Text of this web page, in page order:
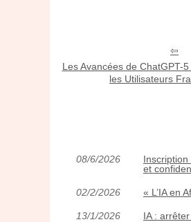
Les Avancées de ChatGPT-
les Utilisateurs
08/6/2026
et
02/2/2026 « L’IA en
13/1/2026
IA :